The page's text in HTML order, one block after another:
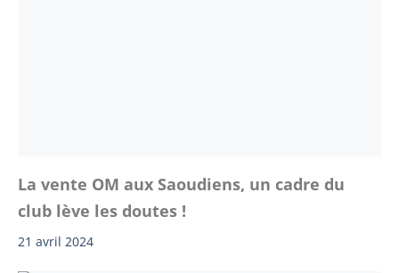
La vente OM aux Saoudiens, un cadre du
club lève les doutes !
21 avril 2024